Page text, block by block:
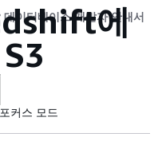
데이터베이스 개발자 안내서
에
포커스 모드